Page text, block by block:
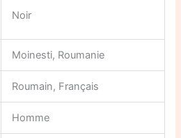
Noir
Moinesti, Roumanie
Roumain, Français
Homme